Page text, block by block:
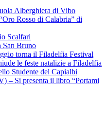
Alberghiera di Vibo
Rosso di Calabria” di
Scalfari
San Bruno
torna il Filadelfia Festival
le feste natalizie a Filadelfia
Studente del Capialbi
Si presenta il libro “Portami